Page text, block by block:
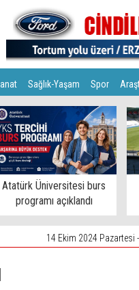
Sağlık-Yaşam Spor
Atatürk Üniversitesi burs
programı açıklandı
14 Ekim 2024 Pazartesi